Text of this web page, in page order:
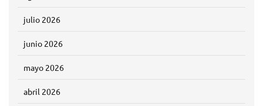
julio 2026
junio 2026
mayo 2026
abril 2026